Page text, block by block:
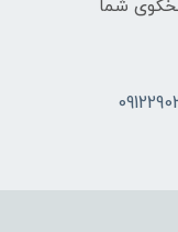
پاسخگوی شما